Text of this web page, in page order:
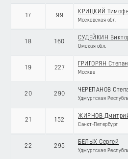
17 99
КРИЦКИЙ
Московская обл.
18 160
СУДЕЙКИН
Омская обл.
19 227
ГРИГОРЯН Степан
Москва
20 290
ЧЕРЕПАНОВ
Удмуртская
21 152
ЖИРНОВ
Санкт-Петербург
22 295
БЕЛЫХ Сергей
Удмуртская